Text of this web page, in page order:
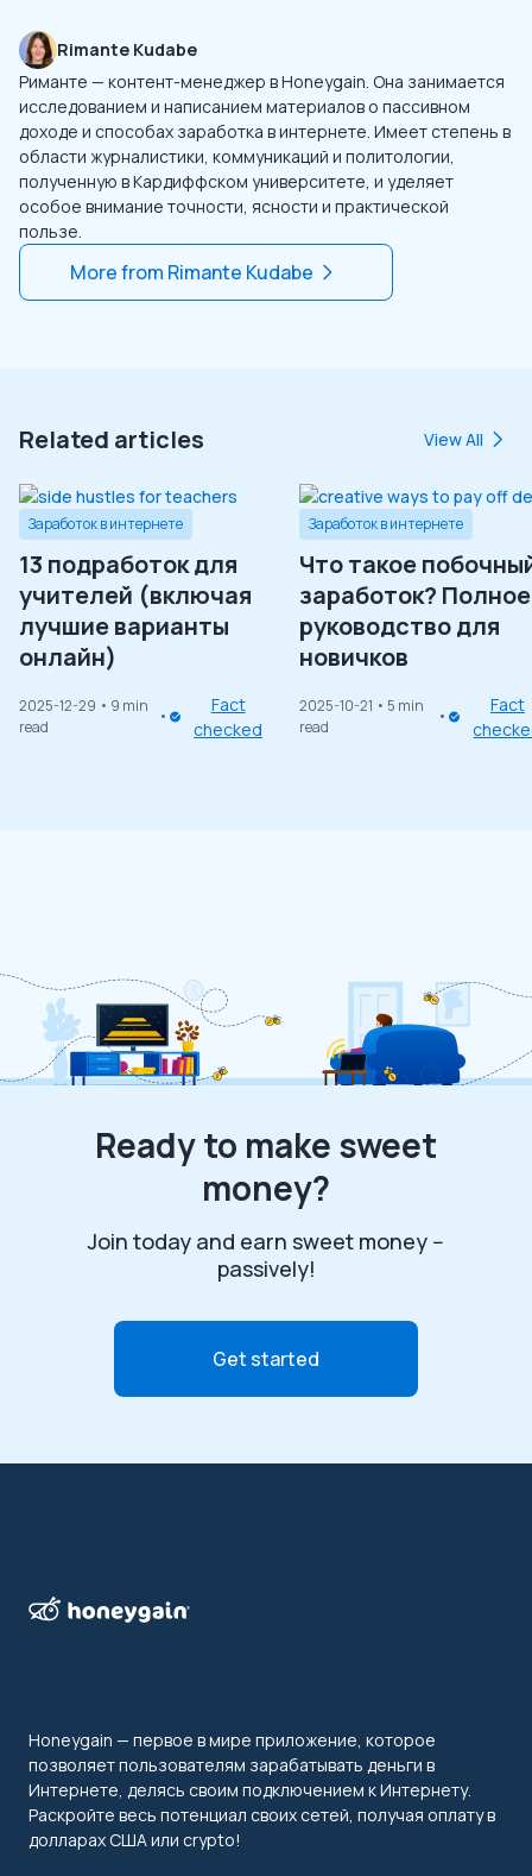
Rimante Kudabe
Риманте — контент-менеджер в Honeygain. Она занимается
исследованием и написанием материалов о пассивном
доходе и способах заработка в интернете. Имеет степень в
области журналистики, коммуникаций и политологии,
полученную в Кардиффском университете, и уделяет
особое внимание точности, ясности и практической
пользе.
More from Rimante Kudabe
Related articles View All
Заработок в интернете
13 подработок для
учителей (включая
лучшие варианты
онлайн)
2025-12-29 • 9 min
read
Fact
checked
Заработок в интернете
Что такое
заработок? Полное
руководство для
новичков
2025-10-21 • 5 min
read
Fact
Ready to make sweet
money?
Join today and earn sweet money --
passively!
Get started
Honeygain — первое в мире приложение, которое
позволяет пользователям зарабатывать деньги в
Интернете, делясь своим подключением к Интернету.
Раскройте весь потенциал своих сетей, получая оплату в
долларах США или crypto!